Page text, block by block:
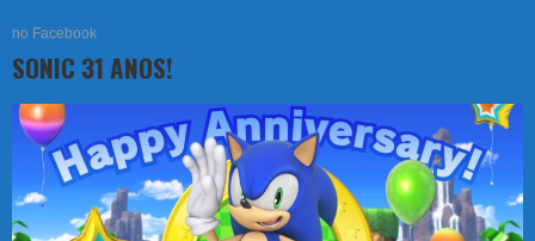
no Facebook
SONIC 31 ANOS!